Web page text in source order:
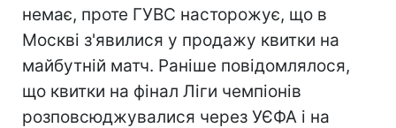
немає, проте ГУВС насторожує, що в
Москві з'явилися у продажу квитки на
майбутній матч. Раніше повідомлялося,
що квитки на фінал Ліги чемпіонів
розповсюджувалися через УЄФА і на